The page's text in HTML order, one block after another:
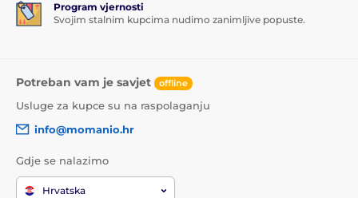
Program vjernosti
Svojim stalnim kupcima nudimo zanimljive popuste.
Potreban vam je savjet offline
Usluge za kupce su na raspolaganju
info@momanio.hr
Gdje se nalazimo
Hrvatska